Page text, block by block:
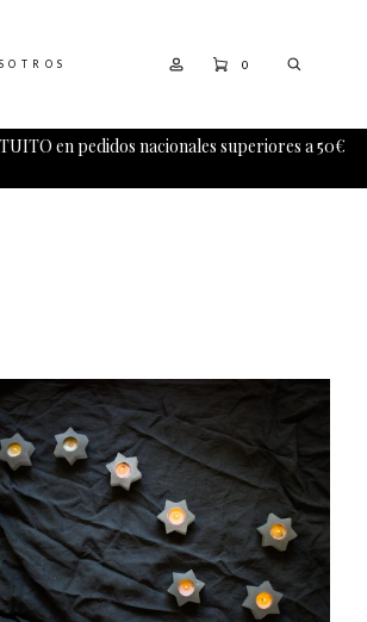
en pedidos nacionales superiores a 50€
0